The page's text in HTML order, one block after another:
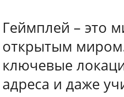
Геймплей – это
открытым
ключевые
адреса и даже